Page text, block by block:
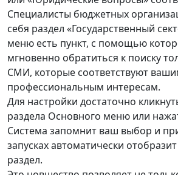
Специалисты бюджетных
себя раздел «Государственный
меню есть пункт, с помощью
мгновенно обратиться к поиску
СМИ, которые соответствуют
профессиональным интересам.
Для настройки достаточно
раздела Основного меню или
Система запомнит ваш выбор и
запусках автоматически
раздел.